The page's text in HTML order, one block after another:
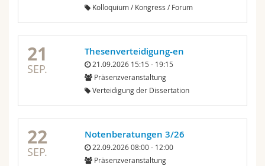
Kolloquium / Kongress / Forum
21
SEP.
Thesenverteidigung-en
21.09.2026 15:15 - 19:15
Präsenzveranstaltung
Verteidigung der Dissertation
22
SEP.
Notenberatungen 3/26
22.09.2026 08:00 - 12:00
Präsenzveranstaltung